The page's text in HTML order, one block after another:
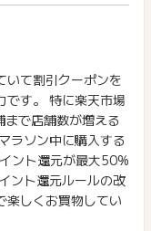
いて割引クーポンを
です。 特に楽天市場
で店舗数が増える
ラソン中に購入する
ント還元が最大50%
ント還元ルールの改
楽しくお買物してい